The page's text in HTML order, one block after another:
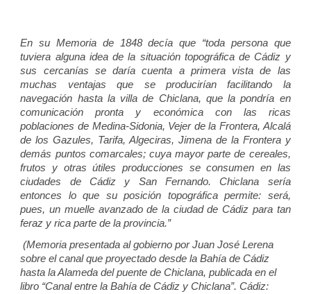
En su Memoria de 1848 decía que “toda persona que
tuviera alguna idea de la situación topográfica de Cádiz y
sus cercanías se daría cuenta a primera vista de las
muchas ventajas que se producirían facilitando la
navegación hasta la villa de Chiclana, que la pondría en
comunicación pronta y económica con las ricas
poblaciones de Medina-Sidonia, Vejer de la Frontera, Alcalá
de los Gazules, Tarifa, Algeciras, Jimena de la Frontera y
demás puntos comarcales; cuya mayor parte de cereales,
frutos y otras útiles producciones se consumen en las
ciudades de Cádiz y San Fernando. Chiclana sería
entonces lo que su posición topográfica permite: será,
pues, un muelle avanzado de la ciudad de Cádiz para tan
feraz y rica parte de la provincia.”
(Memoria presentada al gobierno por Juan José Lerena
sobre el canal que proyectado desde la Bahía de Cádiz
hasta la Alameda del puente de Chiclana, publicada en el
libro “Canal entre la Bahía de Cádiz y Chiclana”. Cádiz: